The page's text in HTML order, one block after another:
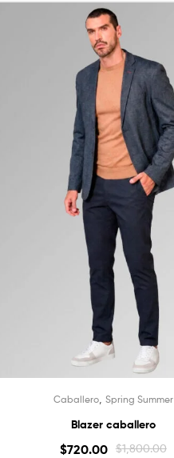
Caballero, Spring Summer
Blazer caballero
$1,800.00
$720.00